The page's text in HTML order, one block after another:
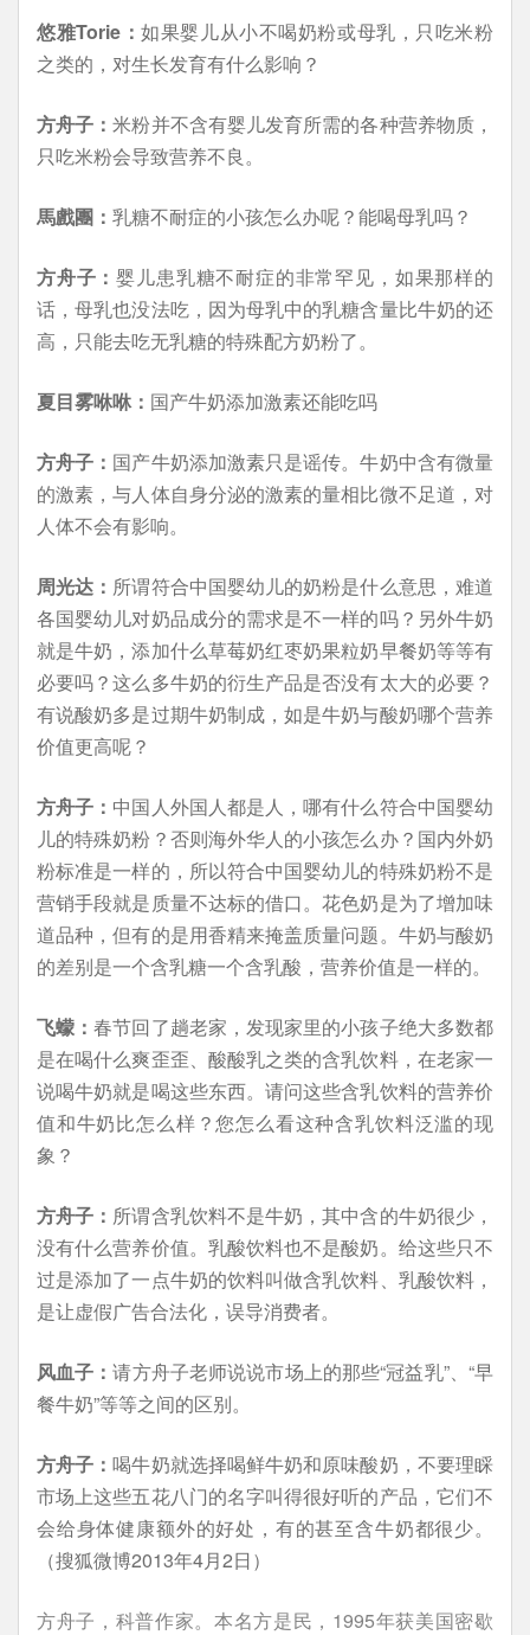
悠雅Torie：如果婴儿从小不喝奶粉或母乳，只吃米粉
之类的，对生长发育有什么影响？
方舟子：米粉并不含有婴儿发育所需的各种营养物质，
只吃米粉会导致营养不良。
馬戲團： 乳糖不耐症的小孩怎么办呢？能喝母乳吗？
方舟子：婴儿患乳糖不耐症的非常罕见，如果那样的
话，母乳也没法吃，因为母乳中的乳糖含量比牛奶的还
高，只能去吃无乳糖的特殊配方奶粉了。
夏目雾咻咻： 国产牛奶添加激素还能吃吗
方舟子： 国产牛奶添加激素只是谣传。牛奶中含有微量
的激素，与人体自身分泌的激素的量相比微不足道，对
人体不会有影响。
周光达： 所谓符合中国婴幼儿的奶粉是什么意思，难道
各国婴幼儿对奶品成分的需求是不一样的吗？另外牛奶
就是牛奶，添加什么草莓奶红枣奶果粒奶早餐奶等等有
必要吗？这么多牛奶的衍生产品是否没有太大的必要？
有说酸奶多是过期牛奶制成，如是牛奶与酸奶哪个营养
价值更高呢？
方舟子： 中国人外国人都是人，哪有什么符合中国婴幼
儿的特殊奶粉？否则海外华人的小孩怎么办？国内外奶
粉标准是一样的，所以符合中国婴幼儿的特殊奶粉不是
营销手段就是质量不达标的借口。花色奶是为了增加味
道品种，但有的是用香精来掩盖质量问题。牛奶与酸奶
的差别是一个含乳糖一个含乳酸，营养价值是一样的。
飞蠓：春节回了趟老家，发现家里的小孩子绝大多数都
是在喝什么爽歪歪、酸酸乳之类的含乳饮料，在老家一
说喝牛奶就是喝这些东西。请问这些含乳饮料的营养价
值和牛奶比怎么样？您怎么看这种含乳饮料泛滥的现
象？
方舟子： 所谓含乳饮料不是牛奶，其中含的牛奶很少，
没有什么营养价值。乳酸饮料也不是酸奶。给这些只不
过是添加了一点牛奶的饮料叫做含乳饮料、乳酸饮料，
是让虚假广告合法化，误导消费者。
风血子：请方舟子老师说说市场上的那些“冠益乳”、“早
餐牛奶”等等之间的区别。
方舟子：喝牛奶就选择喝鲜牛奶和原味酸奶，不要理睬
市场上这些五花八门的名字叫得很好听的产品，它们不
会给身体健康额外的好处，有的甚至含牛奶都很少。
（搜狐微博2013年4月2日）
方舟子，科普作家。本名方是民，1995年获美国密歇